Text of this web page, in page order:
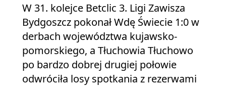
W 31. kolejce Betclic 3. Ligi Zawisza
Bydgoszcz pokonał Wdę Świecie 1:0 w
derbach województwa kujawsko-
pomorskiego, a Tłuchowia Tłuchowo
po bardzo dobrej drugiej połowie
odwróciła losy spotkania z rezerwami